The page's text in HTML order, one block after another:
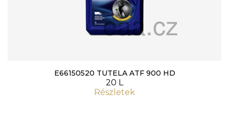
E66150520 TUTELA ATF 900 HD
20 L
Részletek